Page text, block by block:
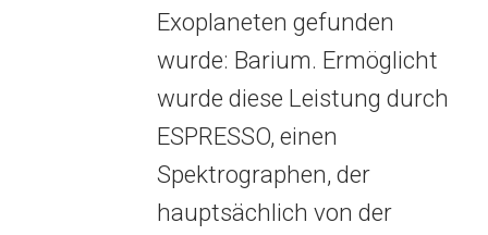
Exoplaneten gefunden
wurde: Barium. Ermöglicht
wurde diese Leistung durch
ESPRESSO, einen
Spektrographen, der
hauptsächlich von der